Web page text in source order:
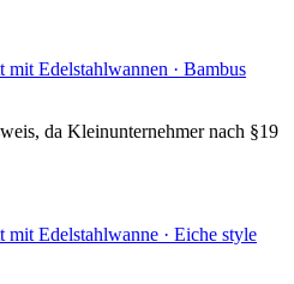
Edelstahlwannen · Bambus
da Kleinunternehmer nach §19
Edelstahlwanne · Eiche style